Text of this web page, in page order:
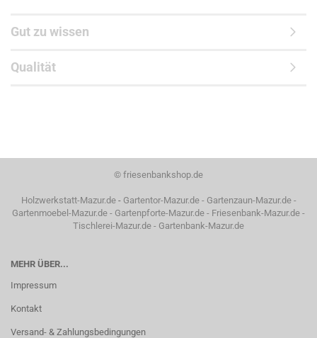
Gut zu wissen
Qualität
© friesenbankshop.de
Holzwerkstatt-Mazur.de- Gartentor-Mazur.de- Gartenzaun-Mazur.de-
Gartenmoebel-Mazur.de - Gartenpforte-Mazur.de - Friesenbank-Mazur.de -
Tischlerei-Mazur.de - Gartenbank-Mazur.de
MEHR ÜBER...
Impressum
Kontakt
Versand- & Zahlungsbedingungen